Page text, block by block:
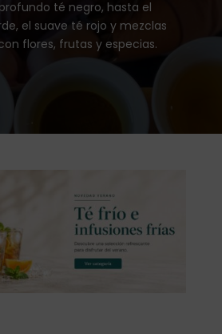
té negro, hasta el
el suave té rojo y mezclas
flores, frutas y especias.